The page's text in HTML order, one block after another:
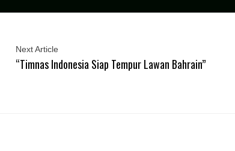
Next Article
“Timnas Indonesia Siap Tempur Lawan Bahrain”